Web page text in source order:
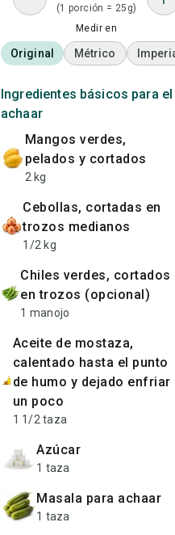
(1 porción = 25g)
Medir en
Original Métrico
Ingredientes básicos para el
achaar
mangos verdes,
pelados y cortados
2 kg
cebollas, cortadas en
trozos medianos
1/2 kg
chiles verdes, cortados
en trozos (opcional)
1 manojo
aceite de mostaza,
calentado hasta el punto
de humo y dejado enfriar
un poco
1 1/2 taza
azúcar
1 taza
masala para achaar
1 taza